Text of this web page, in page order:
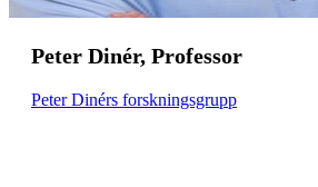
Peter Dinér, Professor
Peter Dinérs forskningsgrupp